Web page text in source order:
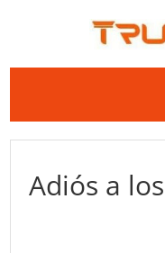
Adiós a